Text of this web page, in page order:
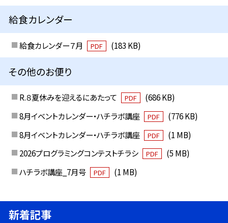
給食カレンダー
給食カレンダー７月 PDF (183 KB)
その他のお便り
R.８夏休みを迎えるにあたって PDF
(686 KB)
8月イベントカレンダー・ハチラボ講座
PDF
(776 KB)
8月イベントカレンダー・ハチラボ講座
PDF
(1 MB)
2026プログラミングコンテストチラシ
PDF
(5 MB)
ハチラボ講座_7月号
PDF (1 MB)
新着記事